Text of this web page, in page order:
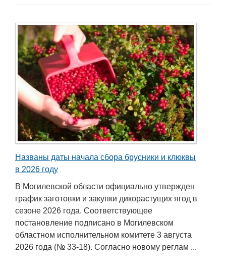
Названы даты начала сбора брусники и клюквы
в 2026 году
В Могилевской области официально утвержден
график заготовки и закупки дикорастущих ягод в
сезоне 2026 года. Соответствующее
постановление подписано в Могилевском
областном исполнительном комитете 3 августа
2026 года (№ 33-18). Согласно новому реглам ...